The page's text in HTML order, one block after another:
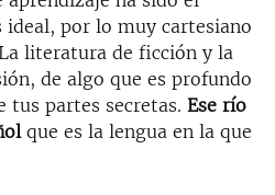
ideal, por lo muy cartesiano
literatura de ficción y la
de algo que es profundo
tus partes secretas. Ese río
que es la lengua en la que